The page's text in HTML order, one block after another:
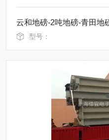
云和地磅-2吨地磅-青田地
型号：